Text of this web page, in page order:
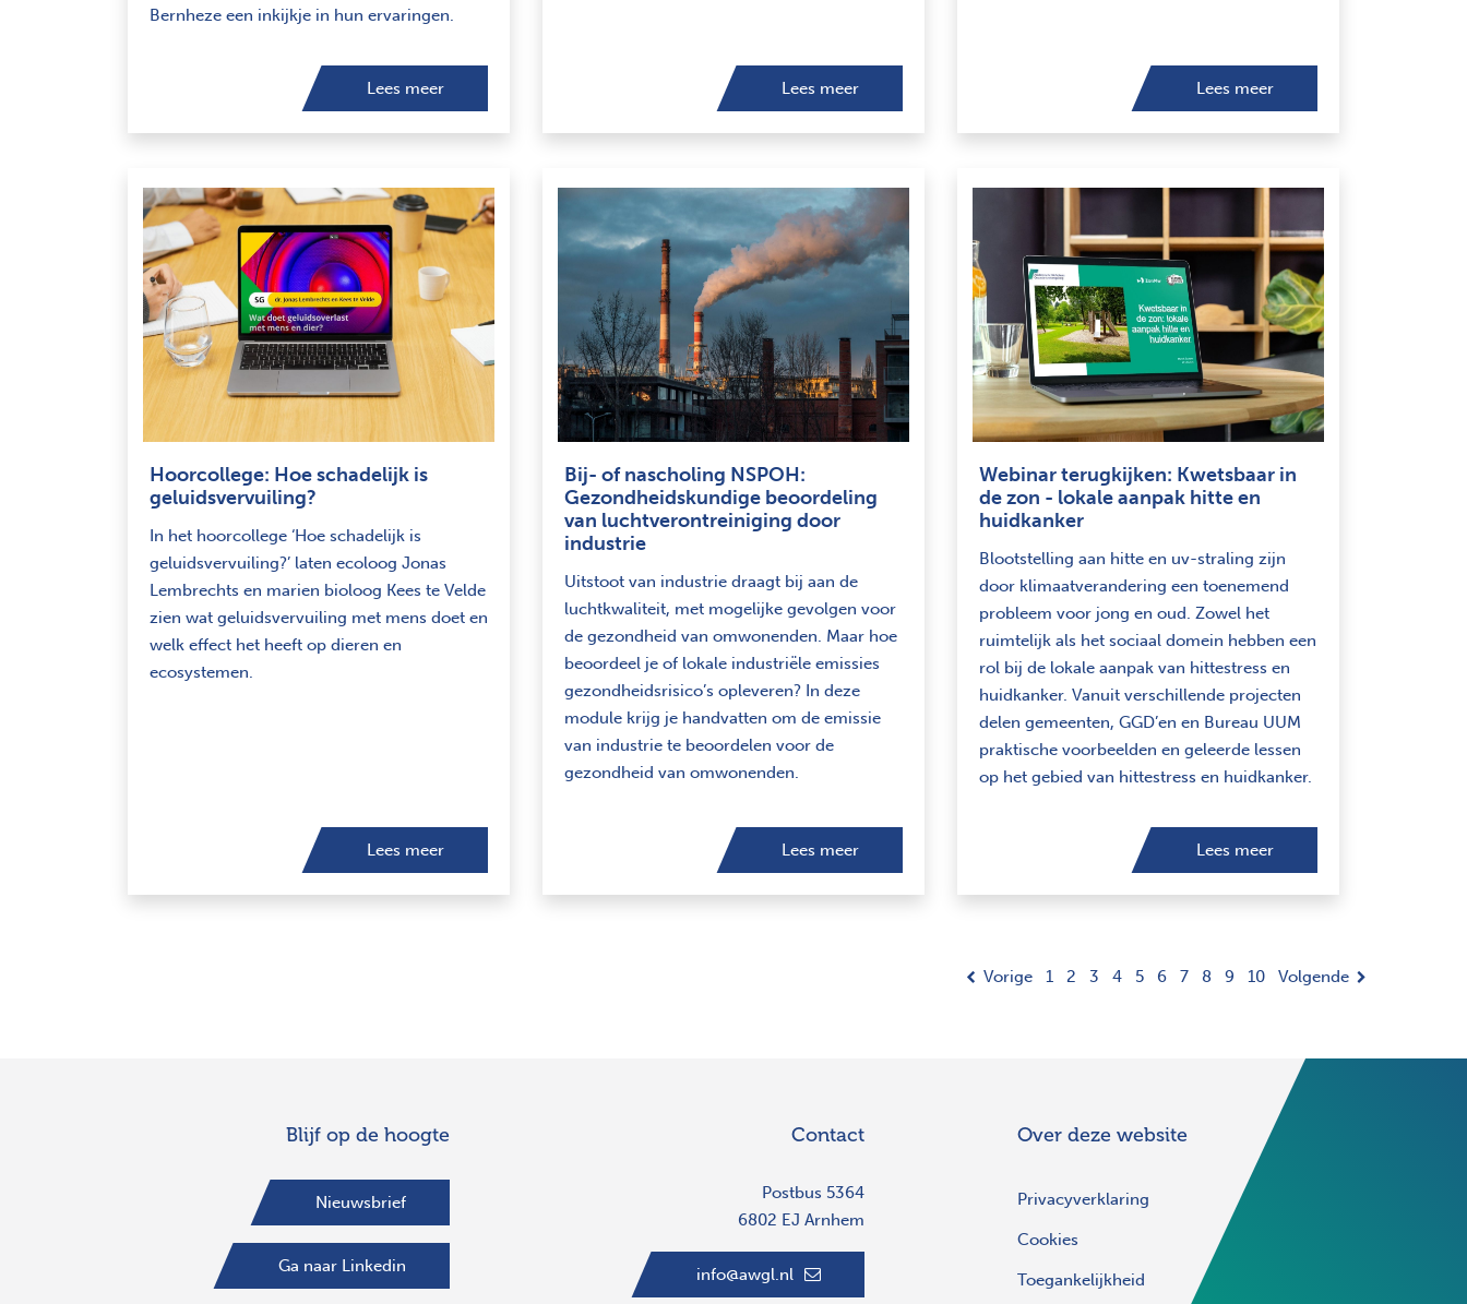
Bernheze een inkijkje in hun ervaringen.
Lees meer Lees meer Lees meer
Hoorcollege: Hoe schadelijk is
geluidsvervuiling?
In het hoorcollege ‘Hoe schadelijk is
geluidsvervuiling?’ laten ecoloog Jonas
Lembrechts en marien bioloog Kees te Velde
zien wat geluidsvervuiling met mens doet en
welk effect het heeft op dieren en
ecosystemen.
Lees meer
Bij- of nascholing NSPOH:
Gezondheidskundige beoordeling
van luchtverontreiniging door
industrie
Uitstoot van industrie draagt bij aan de
luchtkwaliteit, met mogelijke gevolgen voor
de gezondheid van omwonenden. Maar hoe
beoordeel je of lokale industriële emissies
gezondheidsrisico’s opleveren? In deze
module krijg je handvatten om de emissie
van industrie te beoordelen voor de
gezondheid van omwonenden.
Lees meer
Webinar terugkijken: Kwetsbaar in
de zon - lokale aanpak hitte en
huidkanker
Blootstelling aan hitte en uv-straling zijn
door klimaatverandering een toenemend
probleem voor jong en oud. Zowel het
ruimtelijk als het sociaal domein hebben een
rol bij de lokale aanpak van hittestress en
huidkanker. Vanuit verschillende projecten
delen gemeenten, GGD’en en Bureau UUM
praktische voorbeelden en geleerde lessen
op het gebied van hittestress en huidkanker.
Lees meer
Vorige 1 2 3 4 5 6 7 8 9 10 Volgende
Blijf op de hoogte
Nieuwsbrief
Ga naar Linkedin
Contact
Postbus 5364
6802 EJ Arnhem
info@awgl.nl
Over deze website
Privacyverklaring
Cookies
Toegankelijkheid